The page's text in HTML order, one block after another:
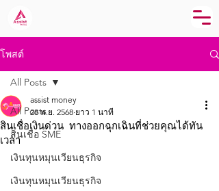
โพสต์
All Posts
สินเชื่อ SME
เงินทุนหมุนเวียนธุรกิจ
เงินทุนหมุนเวียนธุรกิจ
All Posts
สินเชื่อเงินด่วน ทางออกฉุกเฉินที่ช่วยคุณได้ทัน
เวลา
assist money
28 พ.ย. 2568 ยาว 1 นาที